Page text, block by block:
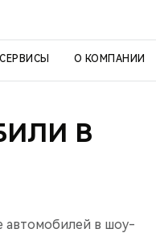
О КОМПАНИИ
В
автомобилей в шоу-